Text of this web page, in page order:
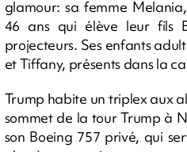
glamour: sa femme
46 ans qui élève leur fils
projecteurs. Ses enfants
et Tiffany, présents dans la
Trump habite un triplex aux
sommet de la tour Trump à
son Boeing 757 privé, qui